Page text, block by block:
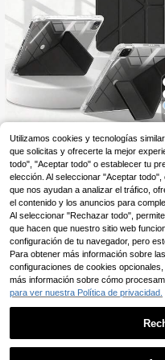
Funda protectora plegable
ente de unicolor básico
compatible con iPad A16 2025,
1/13, M2/M3, Pro 11/13, M4 2024,
Air 4/5/10th Gen 10.9, Pro 11th
9th Gen 8th Gen 7th Gen 10.2, Pro
2.9th Gen 4th Gen 5th Gen 6th
regalo de primavera para la
profesional
7,78€
Utilizamos cookies y tecnologías
que solicitas y ofrecerte la mejor
todo", "Aceptar todo" o establecer tu
elección. Al seleccionar "Aceptar
que nos ayudan a analizar el tráfico,
el contenido y los anuncios para
Al seleccionar "Rechazar todo",
que hacen que nuestro sitio web
configuración de tu navegador, pero
Para obtener más información sobre
configuraciones de cookies
más información sobre cómo
para ver nuestra Política de privacidad.